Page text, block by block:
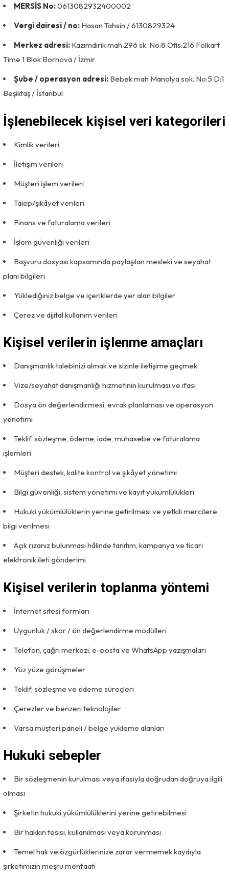
MERSİS No:0613082932400002
Vergi dairesi / no: Hasan Tahsin / 6130829324
Merkez adresi: Kazımdirik mah 296 sk. No:8 Ofis:216 Folkart
Time 1 Blok Bornova / İzmir
Şube / operasyon adresi: Bebek mah Manolya sok. No:5 D:1
Beşiktaş / İstanbul
İşlenebilecek kişisel veri kategorileri
Kimlik verileri
İletişim verileri
Müşteri işlem verileri
Talep/şikâyet verileri
Finans ve faturalama verileri
İşlem güvenliği verileri
Başvuru dosyası kapsamında paylaşılan mesleki ve seyahat
planı bilgileri
Yüklediğiniz belge ve içeriklerde yer alan bilgiler
Çerez ve dijital kullanım verileri
Kişisel verilerin işlenme amaçları
Danışmanlık talebinizi almak ve sizinle iletişime geçmek
Vize/seyahat danışmanlığı hizmetinin kurulması ve ifası
Dosya ön değerlendirmesi, evrak planlaması ve operasyon
yönetimi
Teklif, sözleşme, ödeme, iade, muhasebe ve faturalama
işlemleri
Müşteri destek, kalite kontrol ve şikâyet yönetimi
Bilgi güvenliği, sistem yönetimi ve kayıt yükümlülükleri
Hukuki yükümlülüklerin yerine getirilmesi ve yetkili mercilere
bilgi verilmesi
Açık rızanız bulunması hâlinde tanıtım, kampanya ve ticari
elektronik ileti gönderimi
Kişisel verilerin toplanma yöntemi
İnternet sitesi formları
Uygunluk / skor / ön değerlendirme modülleri
Telefon, çağrı merkezi, e-posta ve WhatsApp yazışmaları
Yüz yüze görüşmeler
Teklif, sözleşme ve ödeme süreçleri
Çerezler ve benzeri teknolojiler
Varsa müşteri paneli / belge yükleme alanları
Hukuki sebepler
Bir sözleşmenin kurulması veya ifasıyla doğrudan doğruya ilgili
olması
Şirketin hukuki yükümlülüklerini yerine getirebilmesi
Bir hakkın tesisi, kullanılması veya korunması
Temel hak ve özgürlüklerinize zarar vermemek kaydıyla
şirketimizin meşru menfaati